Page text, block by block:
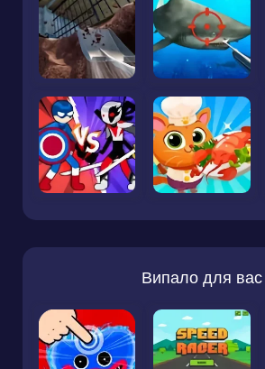
Випало для вас